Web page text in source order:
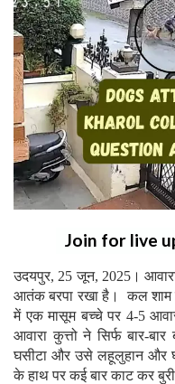
Join for live
उदयपुर, 25 जून, 2025।
आतंक बरपा रखा है। कल शाम
में एक मासूम बच्चे पर 4-5
आवारा कुत्तो ने सिर्फ बार-
घसीटा और उसे लहूलुहान और
के हाथ पर कई बार काट कर